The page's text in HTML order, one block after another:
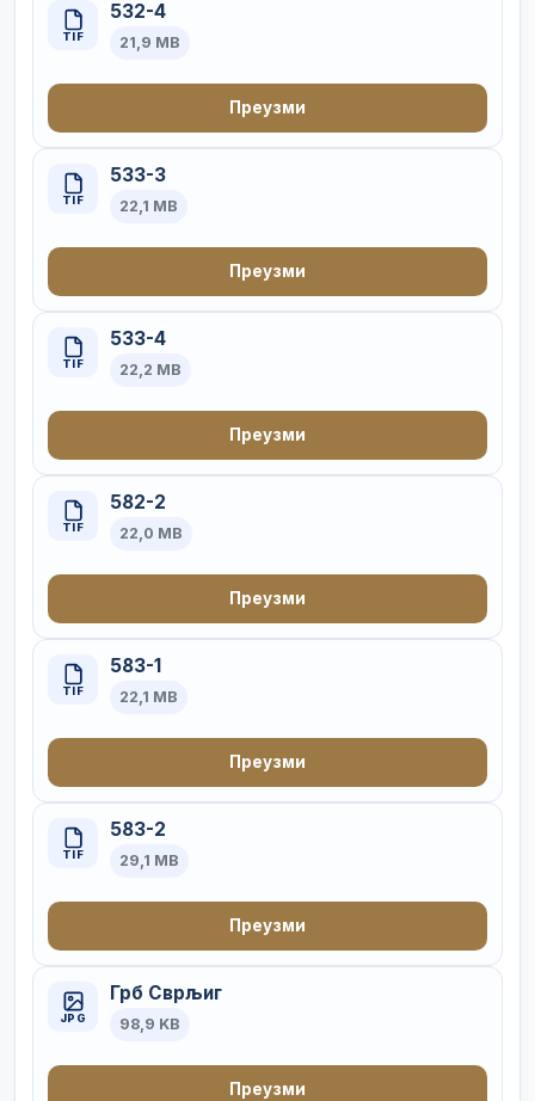
TIF
532-4
21,9 MB
Преузми
TIF
533-3
22,1 MB
Преузми
TIF
533-4
22,2 MB
Преузми
TIF
582-2
22,0 MB
Преузми
TIF
583-1
22,1 MB
Преузми
TIF
583-2
29,1 MB
Преузми
JPG
Грб Сврљиг
98,9 KB
Преузми